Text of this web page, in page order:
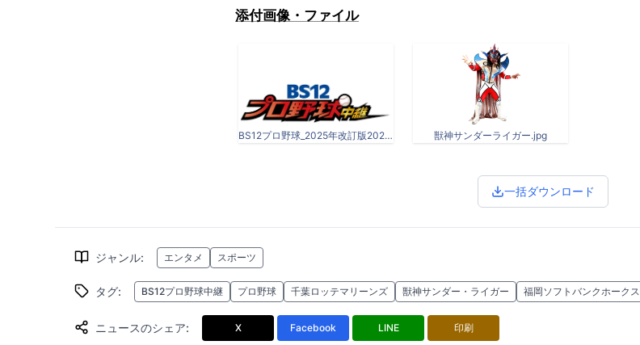
添付画像・ファイル
BS12プロ野球_2025年改訂版202503051700 (1).jpg 獣神サンダーライガー.jpg
一括ダウンロード
ジャンル: エンタメ スポーツ
タグ: BS12プロ野球中継 プロ野球 千葉ロッテマリーンズ 獣神サンダー・ライガー 福岡ソフトバンクホークス
ニュースのシェア: X Facebook LINE 印刷